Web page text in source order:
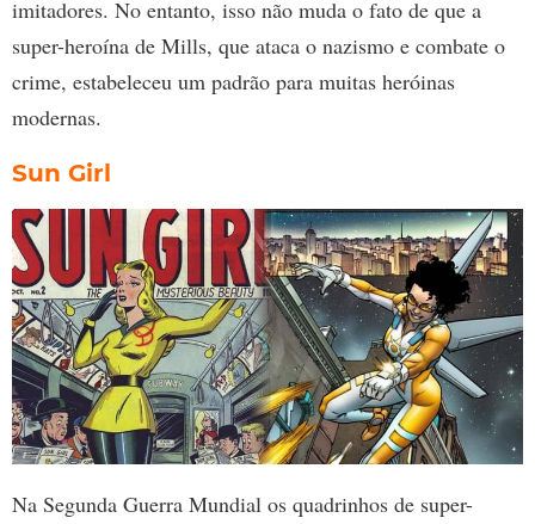
imitadores. No entanto, isso não muda o fato de que a
super-heroína de Mills, que ataca o nazismo e combate o
crime, estabeleceu um padrão para muitas heróinas
modernas.
Sun Girl
Na Segunda Guerra Mundial os quadrinhos de super-